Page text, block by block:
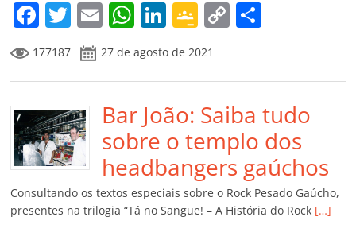
m
F
a
c
e
b
o
o
k
T
w
itt
er
E
m
ai
l
W
at
s
A
p
p
Li
n
k
e
dI
n
G
o
o
gl
e
Cl
a
ss
ro
C
y
Li
n
k
p
ar
til
h
ar
177187 27 de agosto de 2021
Bar João: Saiba tudo
sobre o templo dos
headbangers gaúchos
Consultando os textos especiais sobre o Rock Pesado Gaúcho,
presentes na trilogia “Tá no Sangue! – A História do Rock […]